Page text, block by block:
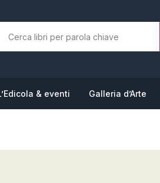
& eventi Galleria d’Arte
La tua